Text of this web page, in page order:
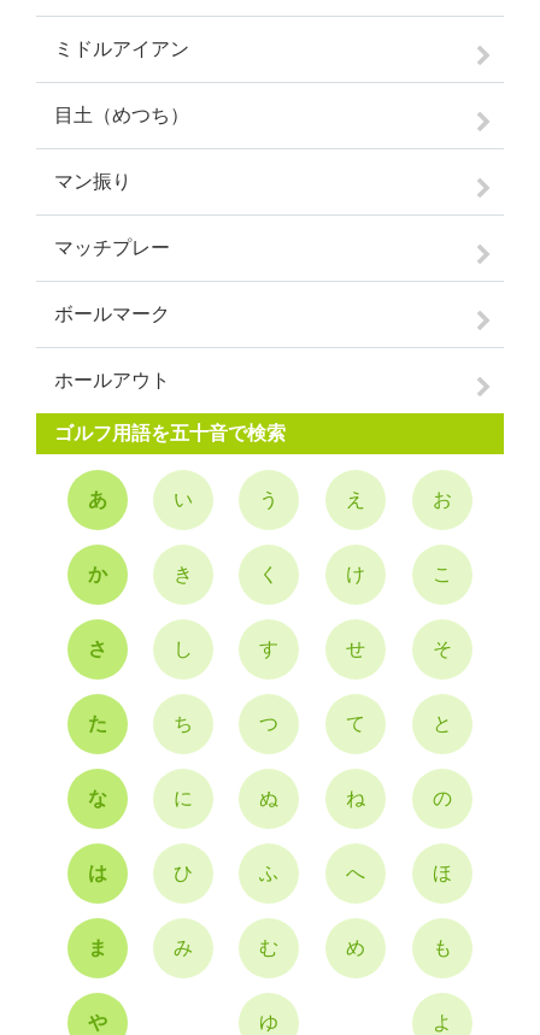
ミドルアイアン
目土（めつち）
マン振り
マッチプレー
ボールマーク
ホールアウト
ゴルフ用語を五十音で検索
あ い う え お
か き く け こ
さ し す せ そ
た ち つ て と
な に ぬ ね の
は ひ ふ へ ほ
ま み む め も
や ゆ よ